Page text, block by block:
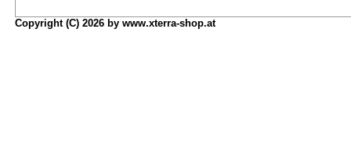
Copyright (C) 2026 by www.xterra-shop.at